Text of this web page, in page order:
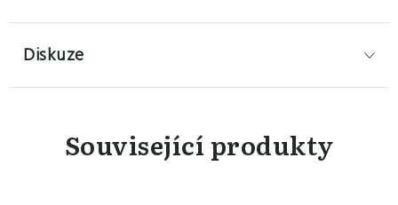
Diskuze
Související produkty